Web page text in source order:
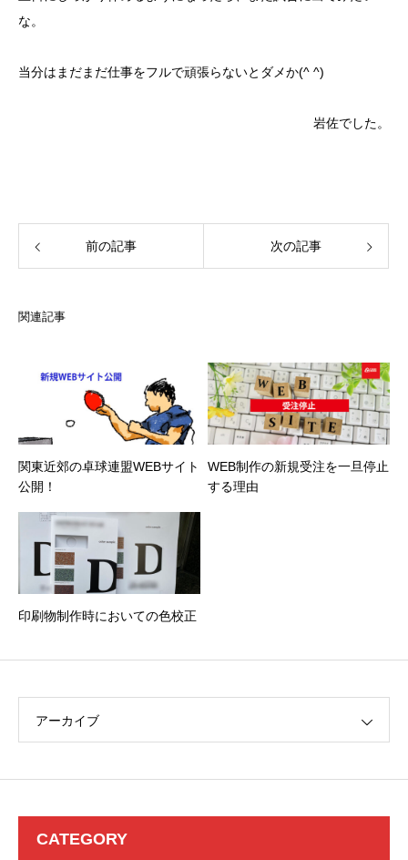
な。
当分はまだまだ仕事をフルで頑張らないとダメか(^ ^)
岩佐でした。
前の記事 次の記事
関連記事
関東近郊の卓球連盟WEBサイト
公開！
WEB制作の新規受注を一旦停止
する理由
印刷物制作時においての色校正
アーカイブ
CATEGORY